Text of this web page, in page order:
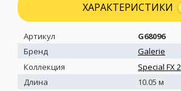
ХАРАКТЕРИСТИКИ
Артикул
G68096
Бренд
Galerie
Коллекция
Special FX 2
Длина
10.05 м